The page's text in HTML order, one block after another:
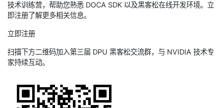
技术训练营，帮助您熟悉 DOCA SDK 以及黑客松在线开发环境。立
即注册了解更多相关信息。
立即注册
扫描下方二维码加入第三届 DPU 黑客松交流群，与 NVIDIA 技术专
家持续互动。